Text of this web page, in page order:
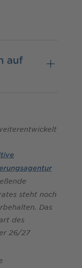
auf
steht noch
Das
des
26/27